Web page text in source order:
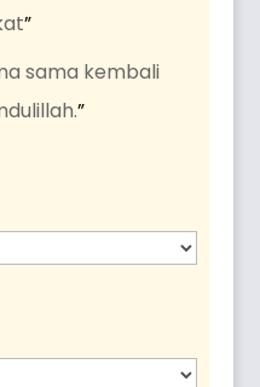
”
sama kembali
”